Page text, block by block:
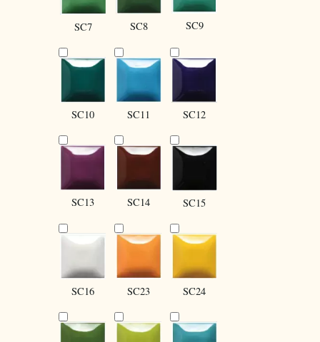
SC7 SC8 SC9
SC10 SC11 SC12
SC13 SC14 SC15
SC16 SC23 SC24